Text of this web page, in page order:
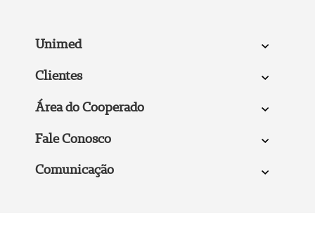
Unimed
Clientes
Área do Cooperado
Fale Conosco
Comunicação